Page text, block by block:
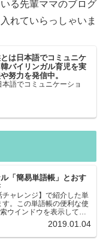
る先輩ママのブログ
れていらっしゃいま
は日本語でコミュニケ
バイリンガル育児を実
努力を発信中。
語でコミュニケーショ
「簡易単語帳」とおす
チャレンジ】で紹介した単
。この単語帳の便利な使
ウインドウを表示して、
とができます。イタリア語
リア語 どちらでも検索
2019.01.04